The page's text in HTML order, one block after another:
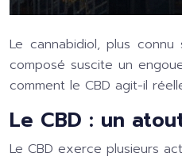
Le cannabidiol, plus
composé suscite un
comment le CBD agit-il
Le CBD : un
Le CBD exerce plusieurs